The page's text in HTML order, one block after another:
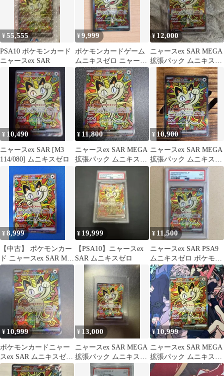
¥55,555
PSA10 ポケモンカード
ニャースex SAR
¥9,999
ポケモンカードゲーム
ムニキスゼロ ニャース
ex SARミントコンディ
ション
¥12,000
ニャースex SAR MEGA
拡張パック ムニキスゼ
ロ キラ 114/080
¥ 10,490
ニャースex SAR [M3
114/080] ムニキスゼロ
¥ 11,800
ニャースex SAR MEGA
拡張パック ムニキスゼ
ロ キラ 114/080
¥10,900
ニャースex SAR MEGA
拡張パック ムニキスゼ
ロ キラ 114/080
¥8,999
【中古】 ポケモンカー
ド ニャースex SAR M3
114/080 ムニキスゼロ
¥ 19,999
【PSA10】ニャースex
SAR ムニキスゼロ
¥ 11,500
ニャースex SAR PSA9
ムニキスゼロ ポケモン
カード MEOWTH
¥ 10,999
ポケモンカードニャー
スex SAR ムニキスゼロ
114/080
¥ 13,000
ニャースex SAR MEGA
拡張パック ムニキスゼ
ロ キラ 114/080
¥ 10,999
ニャースex SAR MEGA
拡張パック ムニキスゼ
ロ キラ 114/080